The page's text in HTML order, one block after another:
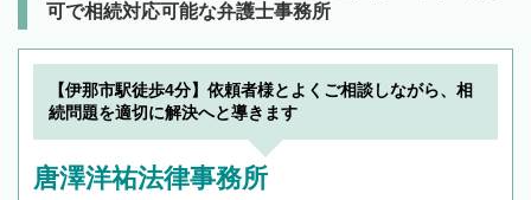
可で相続対応可能な弁護士事務所
【伊那市駅徒歩4分】依頼者様とよくご相談しながら、相
続問題を適切に解決へと導きます
唐澤洋祐法律事務所